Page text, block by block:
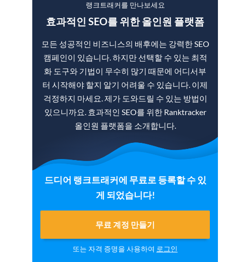
랭크트래커를 만나보세요
효과적인 SEO를 위한 올인원 플랫폼
모든 성공적인 비즈니스의 배후에는 강력한 SEO
캠페인이 있습니다. 하지만 선택할 수 있는 최적
화 도구와 기법이 무수히 많기 때문에 어디서부
터 시작해야 할지 알기 어려울 수 있습니다. 이제
걱정하지 마세요. 제가 도와드릴 수 있는 방법이
있으니까요. 효과적인 SEO를 위한 Ranktracker
올인원 플랫폼을 소개합니다.
드디어 랭크트래커에 무료로 등록할 수 있
게 되었습니다!
무료 계정 만들기
또는 자격 증명을 사용하여 로그인